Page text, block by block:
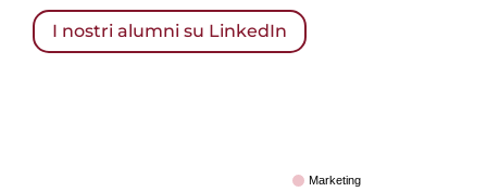
I nostri alumni su LinkedIn
Marketing